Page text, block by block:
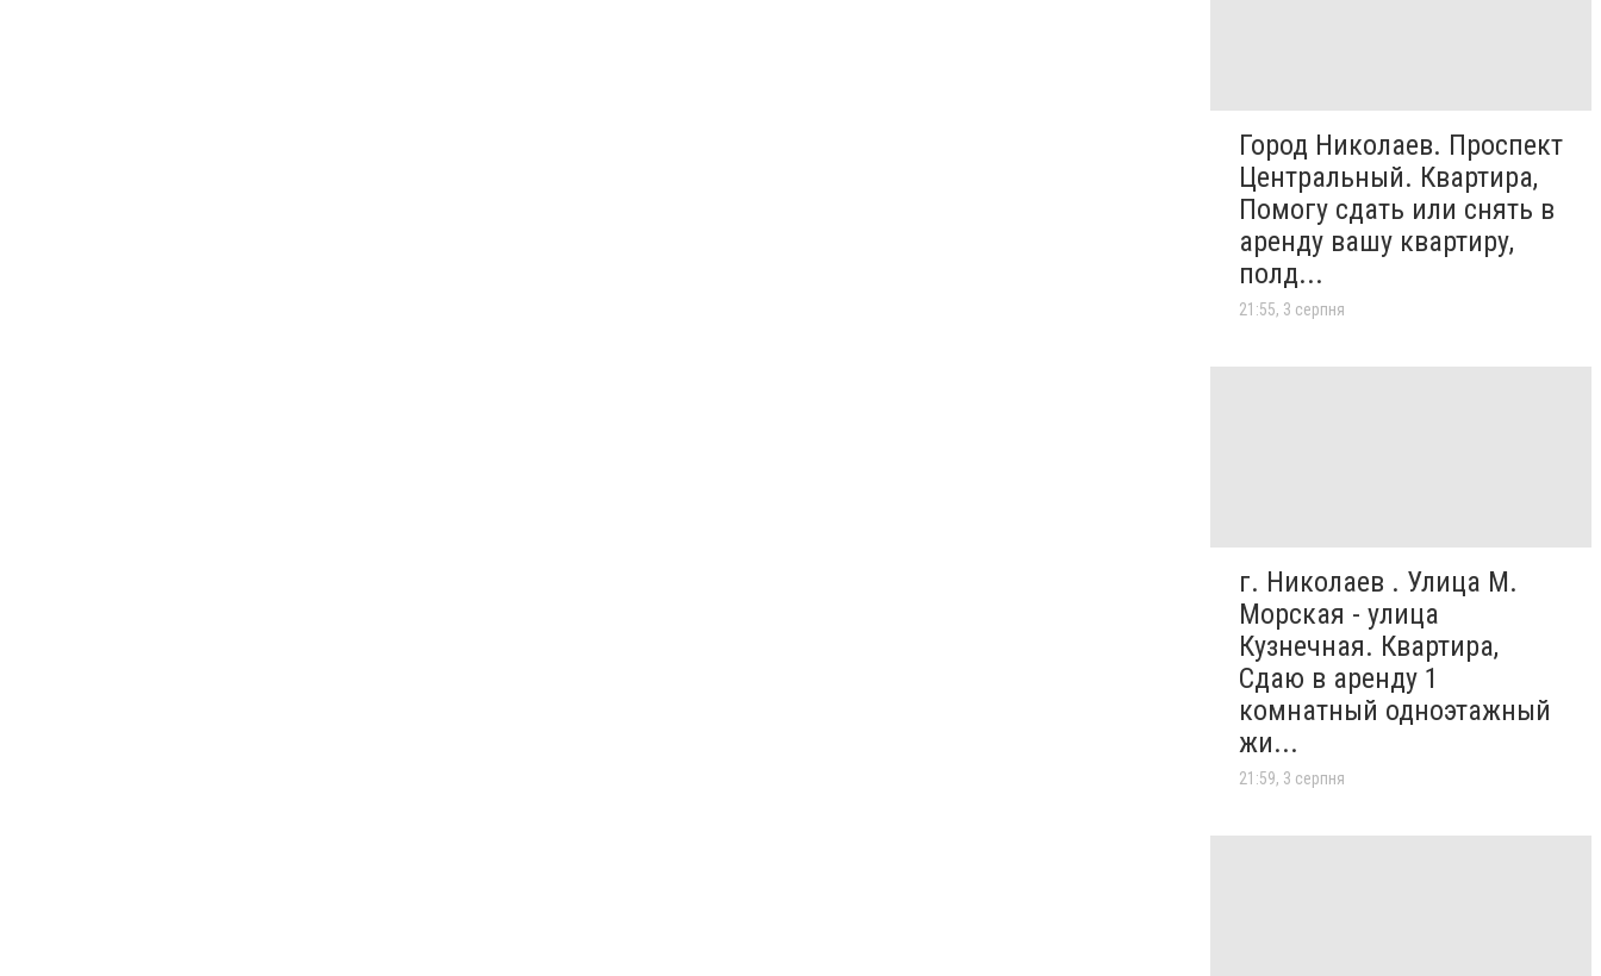
Город Николаев. Проспект
Центральный. Квартира,
Помогу сдать или снять в
аренду вашу квартиру,
полд...
21:55, 3 серпня
г. Николаев . Улица М.
Морская - улица
Кузнечная. Квартира,
Сдаю в аренду 1
комнатный одноэтажный
жи...
21:59, 3 серпня